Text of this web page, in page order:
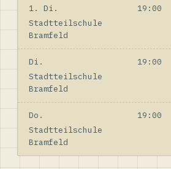
1. Di.
19:00
Stadtteilschule
Bramfeld
Di.
19:00
Stadtteilschule
Bramfeld
Do.
19:00
Stadtteilschule
Bramfeld